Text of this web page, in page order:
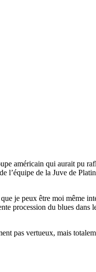
américain qui aurait pu
l’équipe de la Juve de
je peux être moi même
procession du blues
pas vertueux, mais